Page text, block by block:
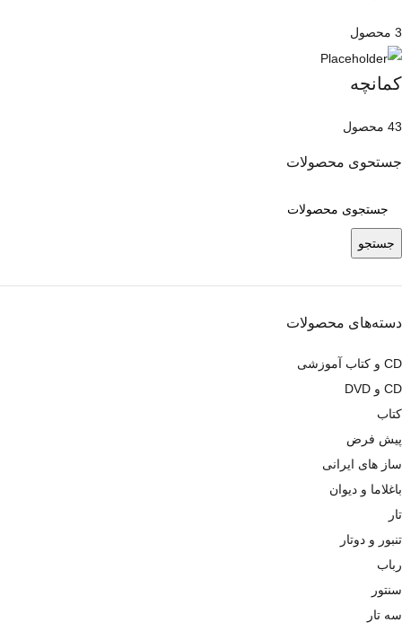
3 محصول
کمانچه
43 محصول
جستحوی محصولات
جستجو
دسته‌های محصولات
CD و کتاب آموزشی
CD و DVD
کتاب
پیش فرض
ساز های ایرانی
باغلاما و دیوان
تار
تنبور و دوتار
رباب
سنتور
سه تار